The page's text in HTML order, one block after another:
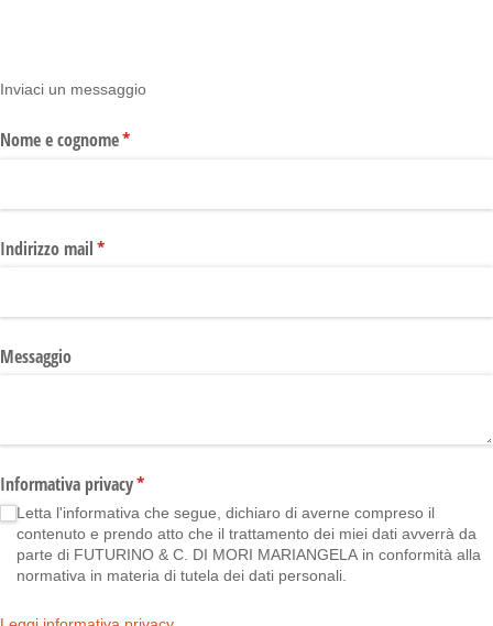
Inviaci un messaggio
Nome e cognome*
(richiesto)
Indirizzo mail*
(richiesto)
Messaggio
Informativa privacy*
(richiesto)
Letta l'informativa che segue, dichiaro di averne compreso il
contenuto e prendo atto che il trattamento dei miei dati avverrà da
parte di FUTURINO & C. DI MORI MARIANGELA in conformità alla
normativa in materia di tutela dei dati personali.